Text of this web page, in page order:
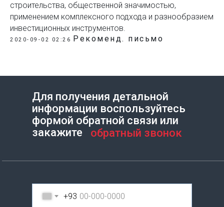
строительства, общественной значимостью,
применением комплексного подхода и разнообразием
инвестиционных инструментов.
2020-09-02 02:26 Рекоменд. письмо
Для получения детальной
информации воспользуйтесь
формой обратной связи или
закажите
обратный звонок
+93
Создание сайта на ТильдеLeto.Website